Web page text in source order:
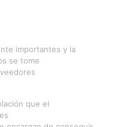
importantes y la
se tome
que el